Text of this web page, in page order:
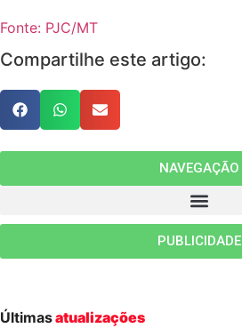
Fonte: PJC/MT
Compartilhe este artigo:
NAVEGAÇÃO
PUBLICIDADE
Últimasatualizações